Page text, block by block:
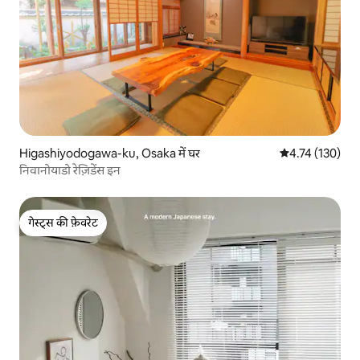
Higashiyodogawa-ku, Osaka में घर औसत रेटिंग 5 में से
4.74 (130)
निवानोयाडो रेज़िडेंस इन
गेस्ट्स की फ़ेवरेट
गेस्ट्स की फ़ेवरेट